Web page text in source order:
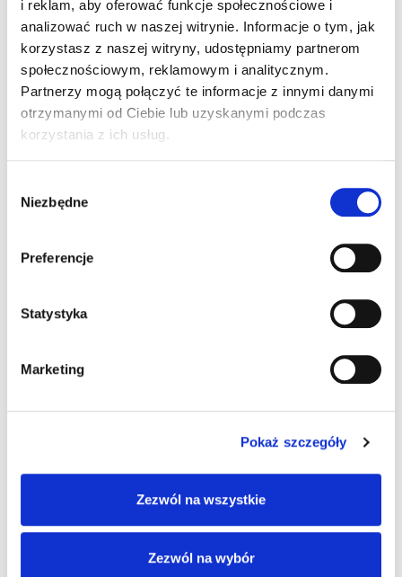
i reklam, aby oferować funkcje społecznościowe i
analizować ruch w naszej witrynie. Informacje o tym, jak
korzystasz z naszej witryny, udostępniamy partnerom
społecznościowym, reklamowym i analitycznym.
Partnerzy mogą połączyć te informacje z innymi danymi
otrzymanymi od Ciebie lub uzyskanymi podczas
korzystania z ich usług.
zgody
Niezbędne
Preferencje
Statystyka
Marketing
Pokaż szczegóły
Zezwól na wszystkie
Zezwól na wybór
Nie daj się upolować UFG to także portal wiedzy dla
kierowców. Jednym z kluczowych działań UFG jest
także edukacja kierowców i przestrzeganie ich przed
próbą wyłudzenia odszkodowań. Na stronie możemy
także sprawdzić czy konkretne auto posiada
ubezpieczenie OC – wystarczy wpisać numer
rejestracyjny lub vin. Więcej informacji na ten temat
Platforma UFG powstawała niemalże dwa lata. Koszt
współfinansowany także ze środków Unii Europejskiej.
1 komentarz do “Dzisiaj startuje
platforma Ubezpieczeniowego
Funduszu Gwarancyjnego”
Pingback:Dan Helmer